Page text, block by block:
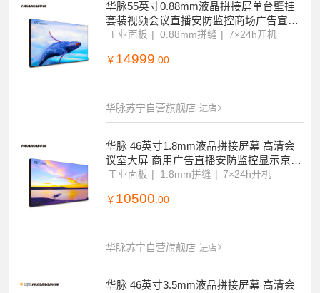
华脉55英寸0.88mm液晶拼接屏单台壁挂
套装视频会议直播安防监控商场广告宣传
展示电子显示大屏幕HM-DC55S04-2
工业面板 0.88mm拼缝 7×24h开机
￥ 14999.00
华脉苏宁自营旗舰店 进店
华脉 46英寸1.8mm液晶拼接屏幕 高清会
议室大屏 商用广告直播安防监控显示京东
方面板单台套装HM-DC46S03-1
工业面板 1.8mm拼缝 7×24h开机
￥ 10500 .00
华脉苏宁自营旗舰店 进店
华脉 46英寸3.5mm液晶拼接屏幕 高清会